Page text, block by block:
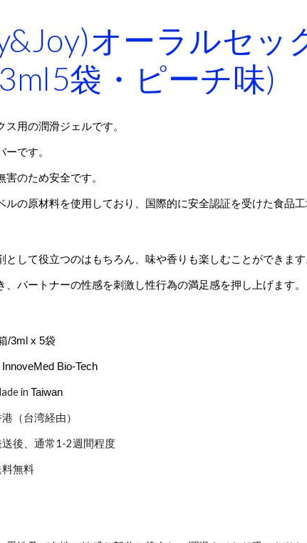
オーラルセッ
袋・ピーチ味)
ス用の潤滑ジェルです。
ーです。
害のため安全です。
ルの原材料を使用しており、国際的に安全認証を受けた食品
として役立つのはもちろん、味や香りも楽しむことができます
、パートナーの性感を刺激し性行為の満足感を押し上げます。
/3ml x 5袋
InnoveMed Bio-Tech
inTaiwan
（台湾経由）
後、通常1-2週間程度
無料